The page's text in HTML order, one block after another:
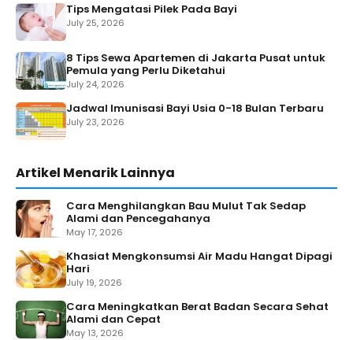
Tips Mengatasi Pilek Pada Bayi
July 25, 2026
8 Tips Sewa Apartemen di Jakarta Pusat untuk
Pemula yang Perlu Diketahui
July 24, 2026
Jadwal Imunisasi Bayi Usia 0-18 Bulan Terbaru
July 23, 2026
Artikel Menarik Lainnya
Cara Menghilangkan Bau Mulut Tak Sedap
Alami dan Pencegahanya
May 17, 2026
Khasiat Mengkonsumsi Air Madu Hangat Dipagi
Hari
July 19, 2026
Cara Meningkatkan Berat Badan Secara Sehat
Alami dan Cepat
May 13, 2026